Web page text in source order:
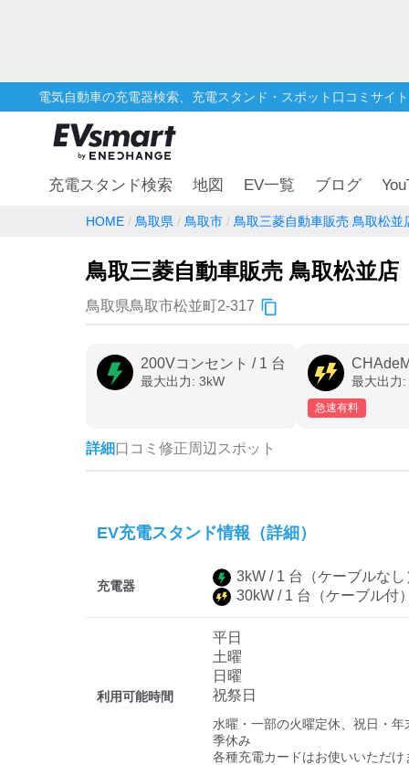
電気自動車の充電器検索、充電スタンド・スポット口コミサイト
充電スタンド検索 地図 EV一覧 ブログ
HOME 鳥取県 鳥取市 鳥取三菱自動車販売 鳥取松並
鳥取三菱自動車販売 鳥取松並店
鳥取県鳥取市松並町2-317
200Vコンセント / 1 台
最大出力: 3kW 最大出力:
急速有料
詳細口コミ 修正周辺スポット
EV充電スタンド情報（詳細）
充電器
3kW / 1 台
（ケーブルなし
30kW / 1 台 （ケーブル付
利用可能時間
平日
土曜
日曜
祝祭日
水曜・一部の火曜定休、祝日・
季休み
各種充電カードはお使いいただけ